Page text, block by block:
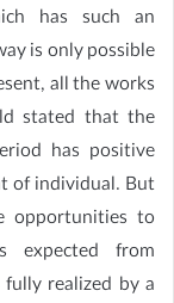
has such an
is only possible
all the works
stated that the
has positive
of individual. But
opportunities to
expected from
realized by a